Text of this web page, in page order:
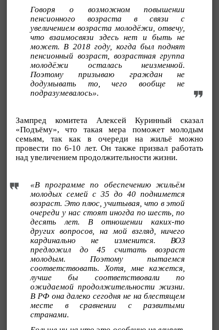
Говоря о возможном повышении
пенсионного возраста в связи с
увеличением возраста молодёжи, отвечу,
что взаимосвязи здесь нет и быть не
может. В 2018 году, когда был поднят
пенсионный возраст, возрастная группа
молодёжи осталась неизменной.
Поэтому призываю граждан не
додумывать то, чего вообще не
подразумевалось».
Зампред комитета Алексей Куринный сказал
«Подъёму», что такая мера поможет молодым
семьям, так как в очереди на жильё можно
провести по 6-10 лет. Он также призвал работать
над увеличением продолжительности жизни.
«В программе по обеспечению жильём
молодых семей с 35 до 40 поднимется
возраст. Это плюс, учитывая, что в этой
очереди у нас стоят иногда по шесть, по
десять лет. В отношении каких-то
других вопросов, на мой взгляд, ничего
кардинально не изменится. ВОЗ
предложил до 45 считать возраст
молодым. Поэтому пытаемся
соответствовать. Хотя, мне кажется,
лучше бы соответствовали по
ожидаемой продолжительности жизни.
В РФ она далеко сегодня не на блестящем
месте в сравнении с развитыми
странами.